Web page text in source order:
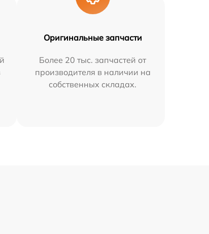
Оригинальные запчасти
Более 20 тыс. запчастей от
производителя в наличии на
собственных складах.